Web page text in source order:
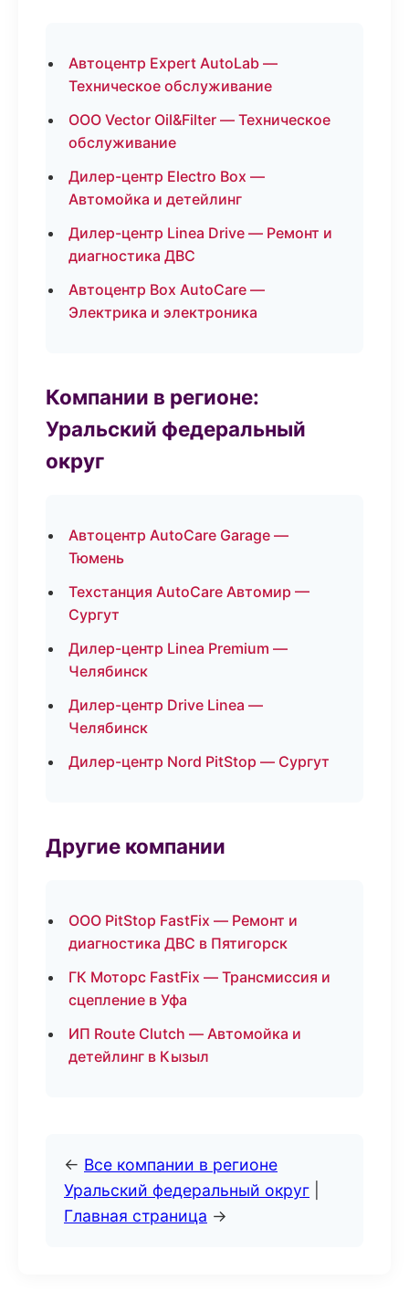
Автоцентр Expert AutoLab —
Техническое обслуживание
ООО Vector Oil&Filter — Техническое
обслуживание
Дилер-центр Electro Box —
Автомойка и детейлинг
Дилер-центр Linea Drive — Ремонт и
диагностика ДВС
Автоцентр Box AutoCare —
Электрика и электроника
Компании в регионе:
Уральский федеральный
округ
Автоцентр AutoCare Garage —
Тюмень
Техстанция AutoCare Автомир —
Сургут
Дилер-центр Linea Premium —
Челябинск
Дилер-центр Drive Linea —
Челябинск
Дилер-центр Nord PitStop — Сургут
Другие компании
ООО PitStop FastFix — Ремонт и
диагностика ДВС в Пятигорск
ГК Моторс FastFix — Трансмиссия и
сцепление в Уфа
ИП Route Clutch — Автомойка и
детейлинг в Кызыл
← Все компании в регионе
Уральский федеральный округ
Главная страница →